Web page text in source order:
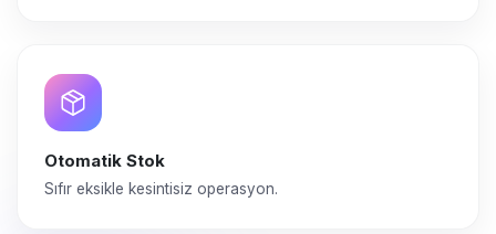
Otomatik Stok
Sıfır eksikle kesintisiz operasyon.